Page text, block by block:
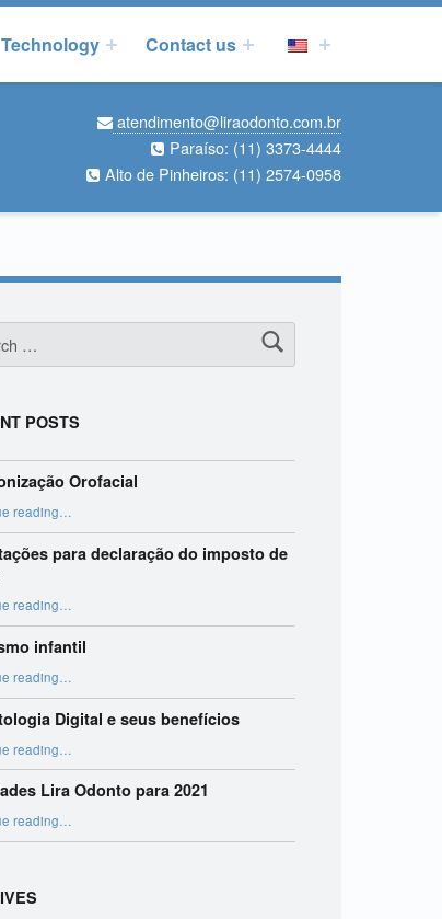
Technology Contact us
atendimento@liraodonto.com.br
Paraíso: (11) 3373-4444
Alto de Pinheiros: (11) 2574-0958
POSTS
Orofacial
reading …
para declaração do imposto de
reading“Orientações para declaração do imposto de renda”
…
infantil
reading …
Digital e seus benefícios
reading …
Lira Odonto para 2021
reading“Novidades Lira Odonto para 2021”
…